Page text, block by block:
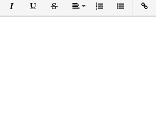
Полужирный
КурсивПодчеркнутый
Зачеркнутый